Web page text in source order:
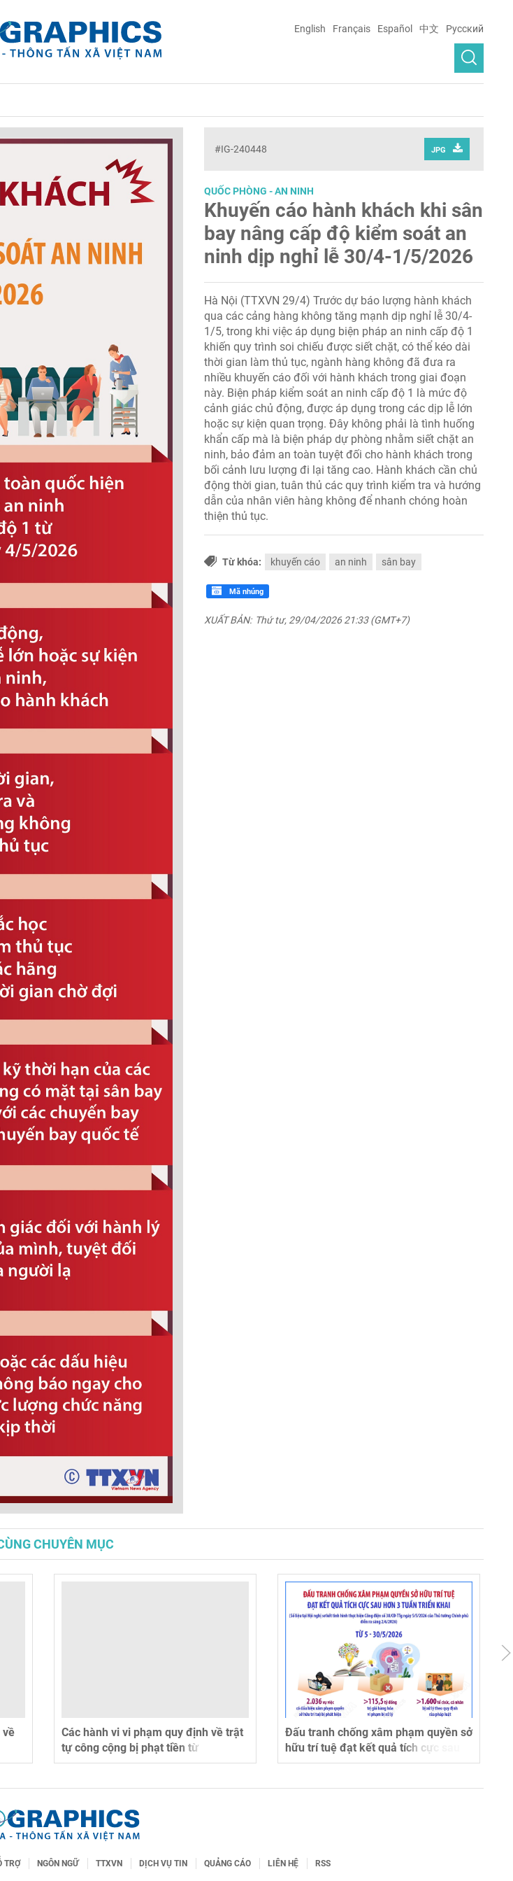
English Français Español 中文 Русский
#IG-240448 JPG
QUỐC PHÒNG - AN NINH
Khuyến cáo hành khách khi sân
bay nâng cấp độ kiểm soát an
ninh dịp nghỉ lễ 30/4-1/5/2026
Hà Nội (TTXVN 29/4) Trước dự báo lượng hành khách
qua các cảng hàng không tăng mạnh dịp nghỉ lễ 30/4-
1/5, trong khi việc áp dụng biện pháp an ninh cấp độ 1
khiến quy trình soi chiếu được siết chặt, có thể kéo dài
thời gian làm thủ tục, ngành hàng không đã đưa ra
nhiều khuyến cáo đối với hành khách trong giai đoạn
này. Biện pháp kiểm soát an ninh cấp độ 1 là mức độ
cảnh giác chủ động, được áp dụng trong các dịp lễ lớn
hoặc sự kiện quan trọng. Đây không phải là tình huống
khẩn cấp mà là biện pháp dự phòng nhằm siết chặt an
ninh, bảo đảm an toàn tuyệt đối cho hành khách trong
bối cảnh lưu lượng đi lại tăng cao. Hành khách cần chủ
động thời gian, tuân thủ các quy trình kiểm tra và hướng
dẫn của nhân viên hàng không để nhanh chóng hoàn
thiện thủ tục.
Từ khóa: khuyến cáo an ninh sân bay
Mã nhúng
XUẤT BẢN: Thứ tư, 29/04/2026 21:33 (GMT+7)
CHUYÊN MỤC
Đấu tranh chống xâm phạm quyền sở
hữu trí tuệ đạt kết quả tích cực sau
hơn 3 tuần triển khai
Hà Nội
cứu hộ
Các hành vi vi phạm quy định về trật
tự công cộng bị phạt tiền từ
2.000.000 - 3.000.000 đồng từ
TRỢ NGÔN NGỮ TTXVN DỊCH VỤ TIN QUẢNG CÁO LIÊN HỆ RSS